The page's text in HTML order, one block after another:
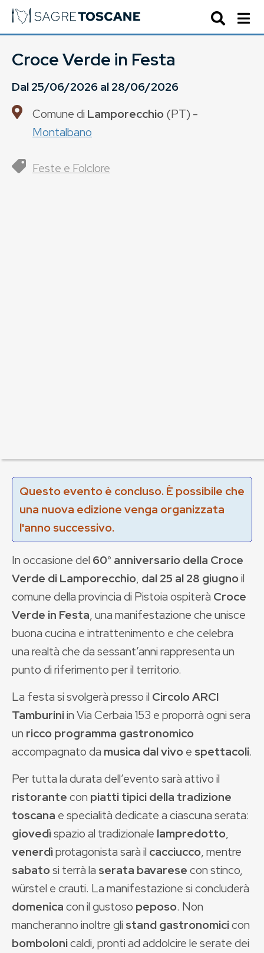
Croce Verde in Festa
Dal25/06/2026al28/06/2026
Comune di Lamporecchio(PT) -
Montalbano
Feste e Folclore
Questo evento è concluso. È possibile che
una nuova edizione venga organizzata
l'anno successivo.
In occasione del 60° anniversario della Croce
Verde di Lamporecchio, dal 25 al 28 giugnoil
comune della provincia di Pistoia ospiterà Croce
Verde in Festa, una manifestazione che unisce
buona cucina e intrattenimento e che celebra
una realtà che da sessant’anni rappresenta un
punto di riferimento per il territorio.
La festa si svolgerà presso il Circolo ARCI
Tamburiniin Via Cerbaia 153 e proporrà ogni sera
un ricco programma gastronomico
accompagnato da musica dal vivoe spettacoli.
Per tutta la durata dell’evento sarà attivo il
ristorantecon piatti tipici della tradizione
toscana e specialità dedicate a ciascuna serata:
giovedìspazio al tradizionale lampredotto,
venerdìprotagonista sarà il cacciucco, mentre
sabatosi terrà la serata bavaresecon stinco,
würstel e crauti. La manifestazione si concluderà
domenicacon il gustoso peposo. Non
mancheranno inoltre gli stand gastronomicicon
bombolonicaldi, pronti ad addolcire le serate dei